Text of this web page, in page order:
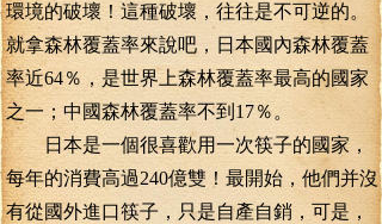
環境的破壞！這種破壞，往往是不可逆的。
就拿森林覆蓋率來說吧，日本國內森林覆蓋
率近64％，是世界上森林覆蓋率最高的國家
之一；中國森林覆蓋率不到17％。
日本是一個很喜歡用一次筷子的國家，
每年的消費高過240億雙！最開始，他們并沒
有從國外進口筷子，只是自產自銷，可是，